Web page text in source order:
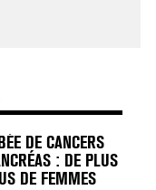
DE CANCERS
: DE PLUS
DE FEMMES